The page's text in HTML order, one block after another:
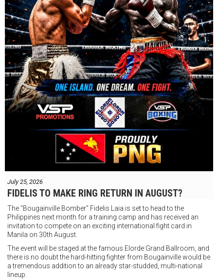
July 25, 2026
FIDELIS TO MAKE RING RETURN IN AUGUST?
The "Bougainville Bomber" Fidelis Laia is set to head to the
Philippines next month for a training camp and has received an
invitation to compete on an exciting international fight card in
Manila on 30th August.
The event will be staged at the famous Elorde Grand Ballroom, and
there is no doubt the hard-hitting fighter from Bougainville would be
a tremendous addition to an already star-studded, multi-national
lineup.